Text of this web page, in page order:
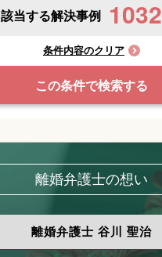
該当する解決事例 1032
条件内容のクリア
この条件で検索する
離婚弁護士の想い
離婚弁護士 谷川 聖治